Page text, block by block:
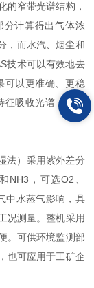
的窄带光谱结构，
分计算得出气体浓
，而水汽、烟尘和
技术可以有效地去
可以更准确、更稳
征吸收光谱，使得
法）采用紫外差分
NH3，可选O2、
中水蒸气影响，具
况测量。整机采用
。可供环境监测部
也可应用于工矿企